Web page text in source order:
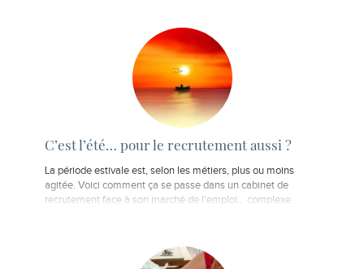
C’est l’été… pour le recrutement aussi ?
La période estivale est, selon les métiers, plus ou moins
agitée. Voici comment ça se passe dans un cabinet de
recrutement face à son marché de l'emploi... complexe